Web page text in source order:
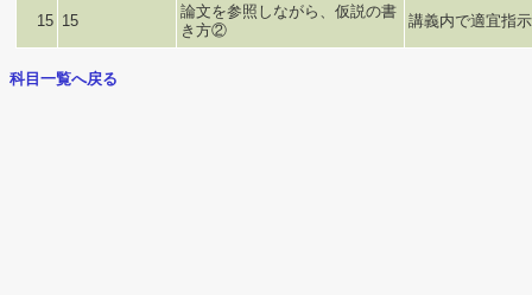
15 15
論文を参照しながら、仮説の書
き方②
講義内で適宜指
科目一覧へ戻る